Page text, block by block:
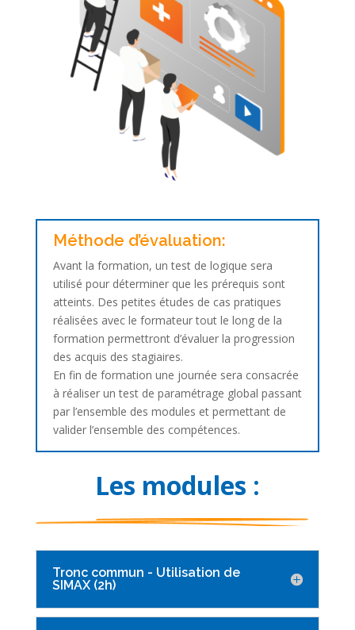
Méthode d’évaluation:
Avant la formation, un test de logique sera
utilisé pour déterminer que les prérequis sont
atteints. Des petites études de cas pratiques
réalisées avec le formateur tout le long de la
formation permettront d’évaluer la progression
des acquis des stagiaires.
En fin de formation une journée sera consacrée
à réaliser un test de paramétrage global passant
par l’ensemble des modules et permettant de
valider l’ensemble des compétences.
Les modules :
Tronc commun - Utilisation de
SIMAX (2h)